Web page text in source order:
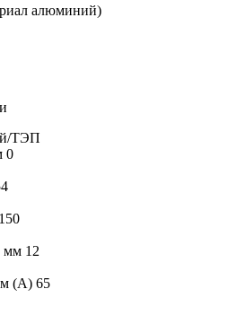
алюминий)
ТЭП
0
150
мм 12
(А) 65